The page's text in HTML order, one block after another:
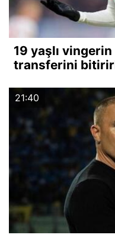
19 yaşlı
transferini
21:40